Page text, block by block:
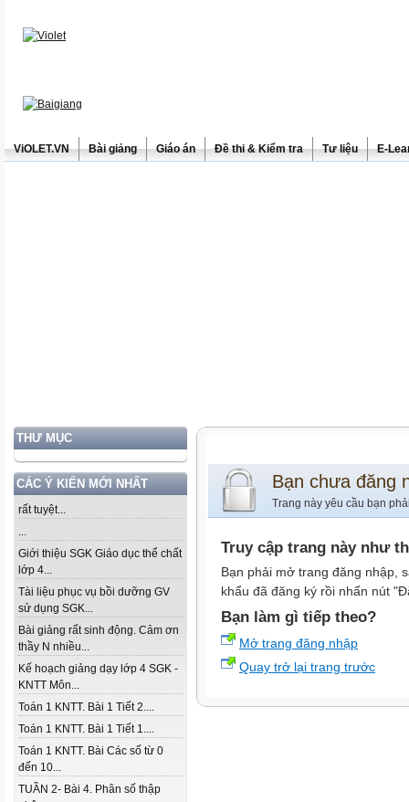
ViOLET.VN Bài giảng Giáo án Đề thi & Kiểm tra Tư liệu E-
THƯ MỤC
CÁC Ý KIẾN MỚI NHẤT
rất tuyệt...
...
Giới thiệu SGK Giáo dục thể chất
lớp 4...
Tài liệu phục vụ bồi dưỡng GV
sử dụng SGK...
Bài giảng rất sinh động. Cảm ơn
thầy N nhiều...
Kế hoạch giảng dạy lớp 4 SGK -
KNTT Môn...
Toán 1 KNTT. Bài 1 Tiết 2....
Toán 1 KNTT. Bài 1 Tiết 1....
Toán 1 KNTT. Bài Các số từ 0
đến 10...
TUẦN 2- Bài 4. Phân số thập
Bạn chưa đăng
Trang này yêu cầu bạn
Truy cập trang này như
Bạn phải mở trang đăng nhập,
khẩu đã đăng ký rồi nhấn nút
Bạn làm gì tiếp theo?
Mở trang đăng nhập
Quay trở lại trang trước